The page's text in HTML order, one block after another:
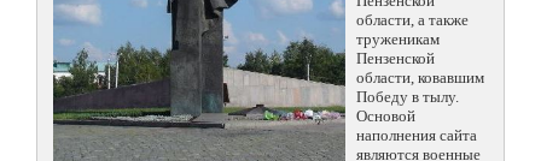
области, а также
труженикам
Пензенской
области, ковавшим
Победу в тылу.
Основой
наполнения сайта
являются военные